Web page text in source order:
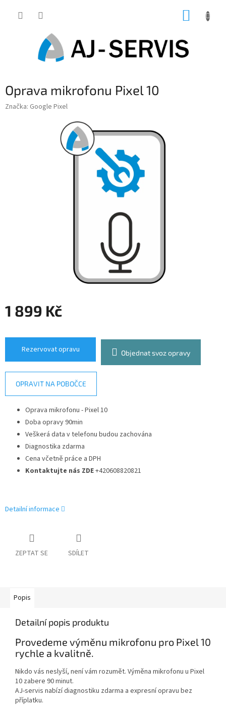
Oprava mikrofonu Pixel 10
Značka: Google Pixel
1 899 Kč
cena:
Rezervovat opravu Objednat svoz opravy
OPRAVIT NA POBOČCE
Oprava mikrofonu -Pixel 10
Doba opravy 90min
Veškerá data v telefonu budou zachována
Diagnostika zdarma
Cena včetně práce a DPH
Kontaktujte nás ZDE+420608820821
Detailní informace
ZEPTAT SE SDÍLET
Popis
Detailní popis produktu
Provedeme výměnu mikrofonu pro Pixel 10
rychle a kvalitně.
Nikdo vás neslyší, není vám rozumět. Výměna mikrofonu u Pixel
10 zabere 90 minut.
AJ-servis nabízí diagnostiku zdarma a expresní opravu bez
příplatku.